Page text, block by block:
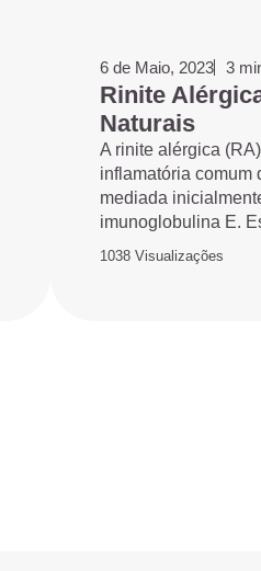
6 de Maio, 2023 3
Rinite
Naturais
A rinite alérgica
inflamatória comum
mediada
imunoglobulina E.
1038 Visualizações